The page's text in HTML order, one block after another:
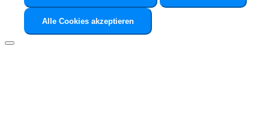
Alle Cookies akzeptieren